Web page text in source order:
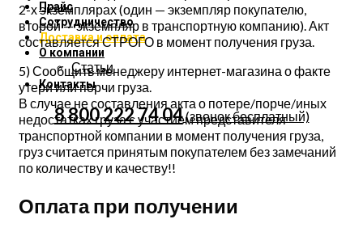
Прайс
Сотрудничество
Доставка и оплата
О компании
Статьи
Контакты
8 800 222 74 04(звонок бесплатный)
2-х экземплярах (один — экземпляр покупателю,
второй — экземпляр в транспортную компанию). Акт
составляется СТРОГО в момент получения груза.
5) Сообщить менеджеру интернет-магазина о факте
утери или порчи груза.
В случае не составления акта о потере/порче/иных
недостатках груза с участием представителя
транспортной компании в момент получения груза,
груз считается принятым покупателем без замечаний
по количеству и качеству!!
Оплата при получении